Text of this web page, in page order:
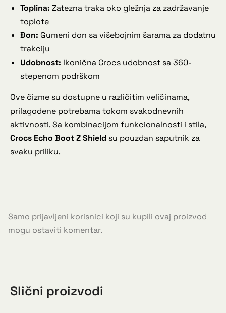
Toplina: Zatezna traka oko gležnja za zadržavanje
toplote
Đon: Gumeni đon sa višebojnim šarama za dodatnu
trakciju
Udobnost: Ikonična Crocs udobnost sa 360-
stepenom podrškom
Ove čizme su dostupne u različitim veličinama,
prilagođene potrebama tokom svakodnevnih
aktivnosti. Sa kombinacijom funkcionalnosti i stila,
Crocs Echo Boot Z Shield su pouzdan saputnik za
svaku priliku.
Samo prijavljeni korisnici koji su kupili ovaj proizvod
mogu ostaviti komentar.
Slični proizvodi